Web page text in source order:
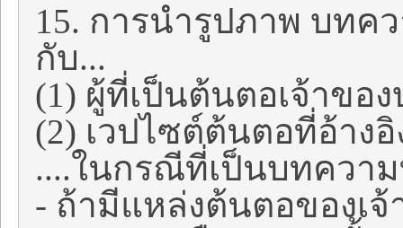
15. การนำรูปภาพ บทค
กับ...
(1) ผู้ที่เป็นต้นตอเจ้าขอ
(2) เวปไซต์ต้นตอที่อ้างอิ
....ในกรณีที่เป็นบทควา
- ถ้ามีแหล่งต้นตอของเ